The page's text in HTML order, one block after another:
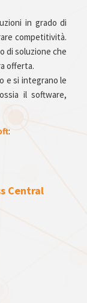
in grado di
competitività.
di soluzione che
offerta.
e si integrano le
il software,
:
Central